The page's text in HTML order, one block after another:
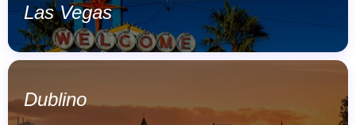
Las Vegas
Dublino